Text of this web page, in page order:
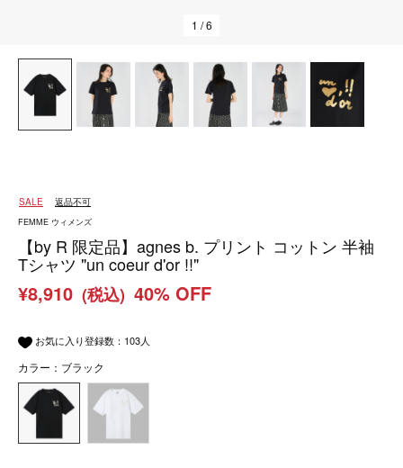
1 / 6
SALE 返品不可
FEMME ウィメンズ
【by R 限定品】agnes b. プリント コットン 半袖
Tシャツ "un coeur d'or !!"
¥8,910 (税込) 40% OFF
お気に入り登録数： 103人
カラー：ブラック